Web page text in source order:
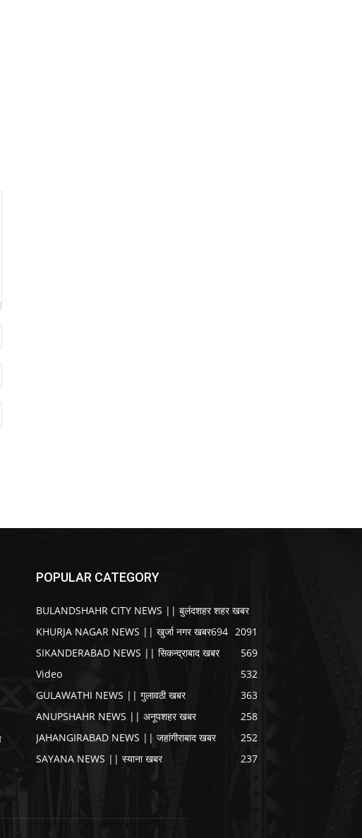
POPULAR CATEGORY
BULANDSHAHR CITY NEWS || बुलंदशहर शहर खबर
2091
KHURJA NAGAR NEWS || खुर्जा नगर खबर694
SIKANDERABAD NEWS || सिकन्द्राबाद खबर
569
Video
532
GULAWATHI NEWS || गुलावठी खबर
363
ANUPSHAHR NEWS || अनूपशहर खबर
258
JAHANGIRABAD NEWS || जहांगीराबाद खबर
252
SAYANA NEWS || स्याना खबर
237